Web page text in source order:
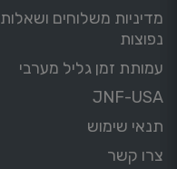
מדיניות משלוחים ושאלות
נפוצות
עמותת זמן גליל מערבי
JNF-USA
תנאי שימוש
צרו קשר